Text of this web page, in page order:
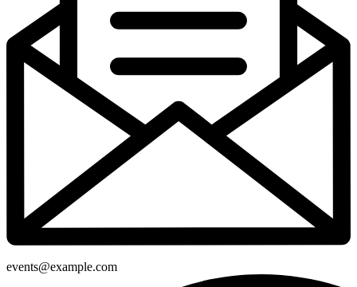
events@example.com